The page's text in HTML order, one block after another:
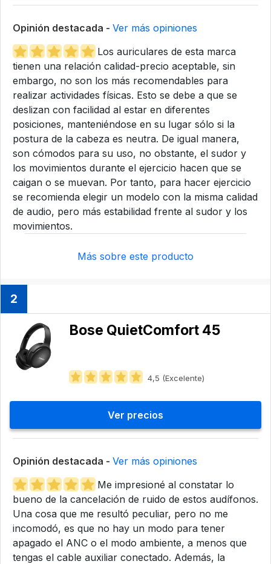
Opinión destacada - Ver más opiniones
Los auriculares de esta marca
tienen una relación calidad-precio aceptable, sin
embargo, no son los más recomendables para
realizar actividades físicas. Esto se debe a que se
deslizan con facilidad al estar en diferentes
posiciones, manteniéndose en su lugar sólo si la
postura de la cabeza es neutra. De igual manera,
son cómodos para su uso, no obstante, el sudor y
los movimientos durante el ejercicio hacen que se
caigan o se muevan. Por tanto, para hacer ejercicio
se recomienda elegir un modelo con la misma calidad
de audio, pero más estabilidad frente al sudor y los
movimientos.
Más sobre este producto
2
Bose ‎QuietComfort 45
4,5 (Excelente)
Ver precios
Opinión destacada - Ver más opiniones
Me impresioné al constatar lo
bueno de la cancelación de ruido de estos audífonos.
Una cosa que me resultó peculiar, pero no me
incomodó, es que no hay un modo para tener
apagado el ANC o el modo ambiente, a menos que
tengas el cable auxiliar conectado. Además, la